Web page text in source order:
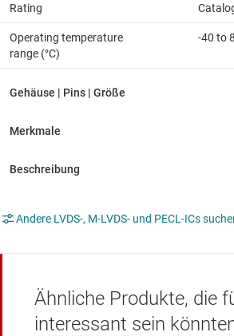
Rating
Operating temperature
range (°C)
-40 to
Andere LVDS-, M-LVDS- und PECL-ICs
Ähnliche Produkte, die
interessant sein